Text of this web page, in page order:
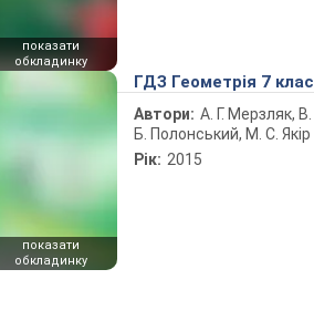
показати
обкладинку
показати
обкладинку
ГДЗ Геометрія 7 клас
Автори: А. Г. Мерзляк, В.
Б. Полонський, М. С. Якір
Рік: 2015